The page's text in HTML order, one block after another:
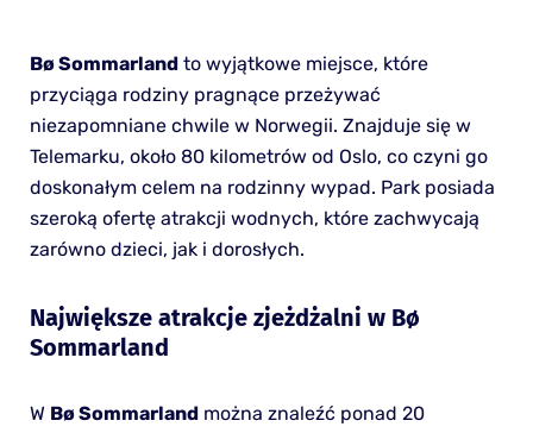
Bø Sommarlandto wyjątkowe miejsce, które
przyciąga rodziny pragnące przeżywać
niezapomniane chwile w Norwegii. Znajduje się w
Telemarku, około 80 kilometrów od Oslo, co czyni go
doskonałym celem na rodzinny wypad. Park posiada
szeroką ofertę atrakcji wodnych, które zachwycają
zarówno dzieci, jak i dorosłych.
Największe atrakcje zjeżdżalni w Bø
Sommarland
W Bø Sommarlandmożna znaleźć ponad 20